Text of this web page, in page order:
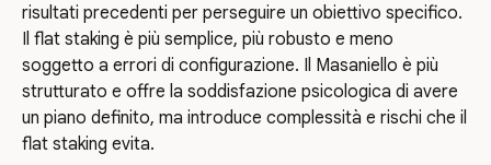
risultati precedenti per perseguire un obiettivo specifico.
Il flat staking è più semplice, più robusto e meno
soggetto a errori di configurazione. Il Masaniello è più
strutturato e offre la soddisfazione psicologica di avere
un piano definito, ma introduce complessità e rischi che il
flat staking evita.